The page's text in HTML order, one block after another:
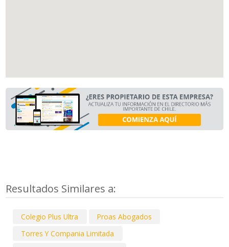
Resultados Similares a:
Colegio Plus Ultra
Proas Abogados
Torres Y Compania Limitada